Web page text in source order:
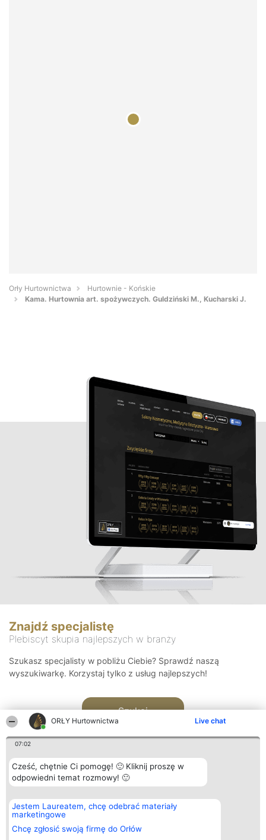
ORŁY Hurtownictwa Live chat
07:02
Cześć, chętnie Ci pomogę! 🙂 Kliknij proszę w
odpowiedni temat rozmowy! 🙂
Jestem Laureatem, chcę odebrać materiały
marketingowe
Chcę zgłosić swoją firmę do Orłów
Orły Hurtownictwa
Hurtownie - Końskie
Kama. Hurtownia art. spożywczych. Guldziński M., Kucharski J.
Znajdź specjalistę
Plebiscyt skupia najlepszych w branży
Szukasz specjalisty w pobliżu Ciebie? Sprawdź naszą
wyszukiwarkę. Korzystaj tylko z usług najlepszych!
Szukaj
Organizator plebiscytu
Bright Side Solutions sp. z o.
o. sp. k.
ul. Ruska 22
Wrocław 50-079
Plebiscyt
Laureaci
wszystkich
Laureatów
Kontakt
Kontakt